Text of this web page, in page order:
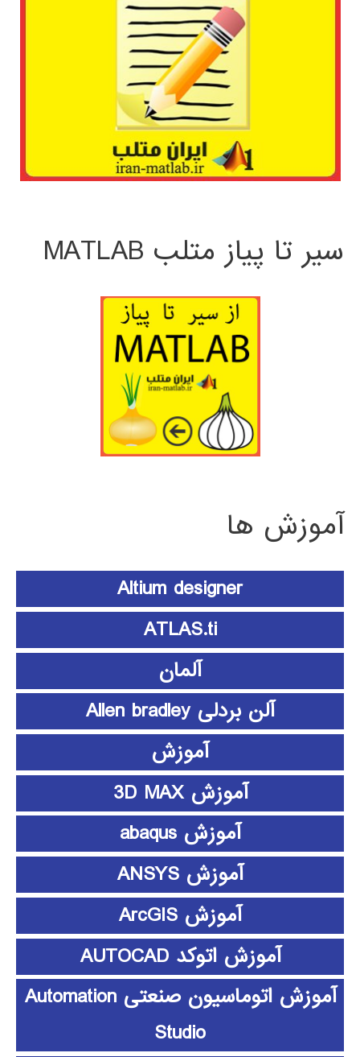
سیر تا پیاز متلب MATLAB
آموزش ها
Altium designer
ATLAS.ti
آلمان
آلن بردلی Allen bradley
آموزش
آموزش 3D MAX
آموزش abaqus
آموزش ANSYS
آموزش ArcGIS
آموزش اتوکد AUTOCAD
آموزش اتوماسیون صنعتی Automation
Studio